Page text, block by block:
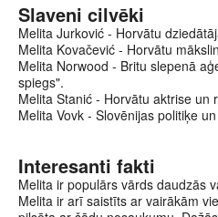
Slaveni cilvēki
Melita Jurković - Horvātu
Melita Kovačević - Horvātu
Melita Norwood - Britu slepenā
spiegs".
Melita Stanić - Horvātu aktrise un
Melita Vovk - Slovēnijas politiķe
Interesanti fakti
Melita ir populārs vārds daudzās
Melita ir arī saistīts ar vairākām